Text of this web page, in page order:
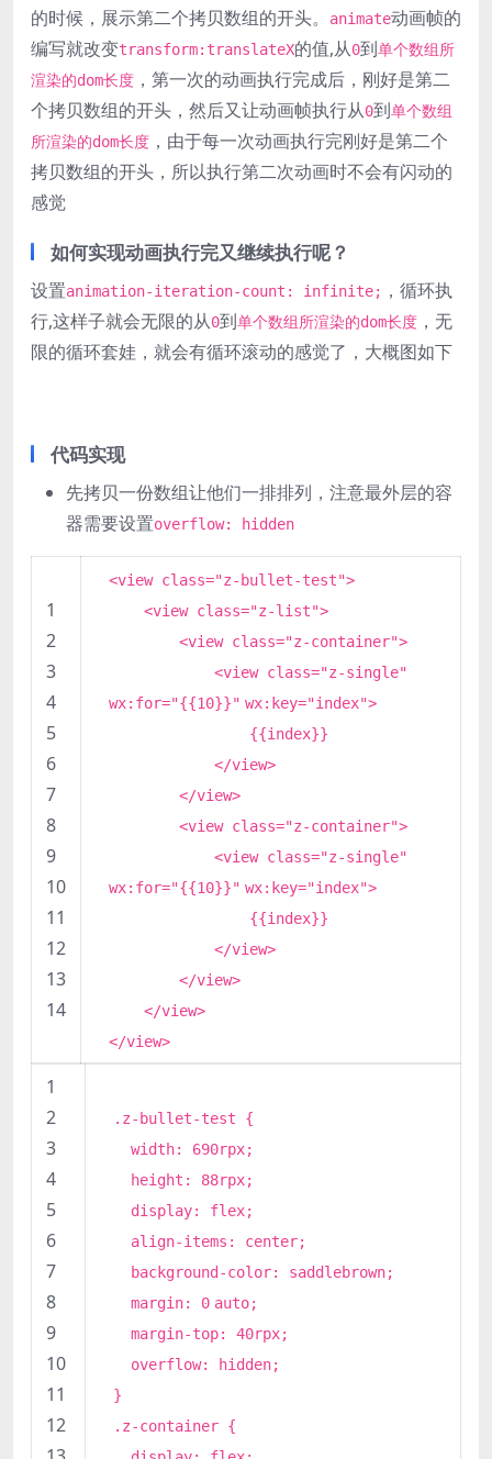
的时候，展示第二个拷贝数组的开头。
animate动画帧的
编写就改变transform:translateX的值,从0到单个数组所
渲染的dom长度 ，第一次的动画执行完成后，刚好是第二
个拷贝数组的开头，然后又让动画帧执行从0到单个数组
所渲染的dom长度 ，由于每一次动画执行完刚好是第二个
拷贝数组的开头，所以执行第二次动画时不会有闪动的
感觉
如何实现动画执行完又继续执行呢？
设置animation-iteration-count: infinite; ，循环执
行,这样子就会无限的从0到单个数组所渲染的dom长度 ，无
限的循环套娃，就会有循环滚动的感觉了，大概图如下
代码实现
先拷贝一份数组让他们一排排列，注意最外层的容
器需要设置overflow: hidden
1
2
3
4
5
6
7
8
9
10
11
12
13
14
<view class="z-bullet-test">
<view class="z-list">
<view class="z-container">
<view class="z-single"
wx:for="{{10}}" wx:key="index">
{{index}}
</view>
</view>
<view class="z-container">
<view class="z-single"
wx:for="{{10}}" wx:key="index">
{{index}}
</view>
</view>
</view>
</view>
1
2
3
4
5
6
7
8
9
10
11
12
.z-bullet-test {
width: 690rpx;
height : 88rpx;
display: flex;
align-items: center;
background-color: saddlebrown;
margin: 0 auto;
margin-top: 40rpx;
overflow: hidden;
}
.z-container {